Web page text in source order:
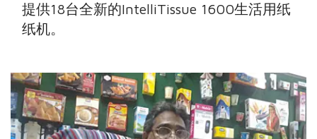
提供18台全新的IntelliTissue 1600生活用纸
纸机。